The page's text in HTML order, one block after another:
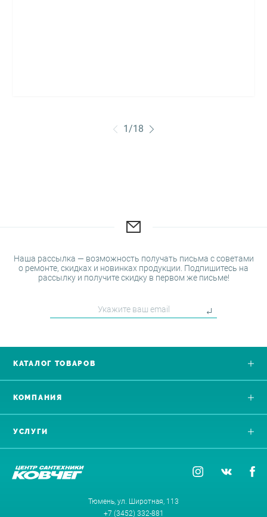
1/18
Наша рассылка — возможность получать письма с советами
о ремонте, скидках и новинках продукции. Подпишитесь на
рассылку и получите скидку в первом же письме!
Тюмень, ул. Широтная, 113
+7 (3452) 332-881
КАТАЛОГ ТОВАРОВ
УСЛУГИ
КОМПАНИЯ